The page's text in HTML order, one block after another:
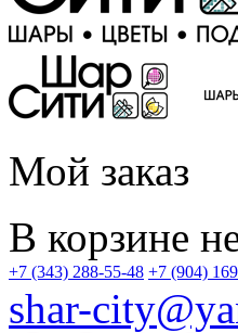
Мой заказ
В корзине
+7 (343) 288-55-48 +7 (904)
shar-